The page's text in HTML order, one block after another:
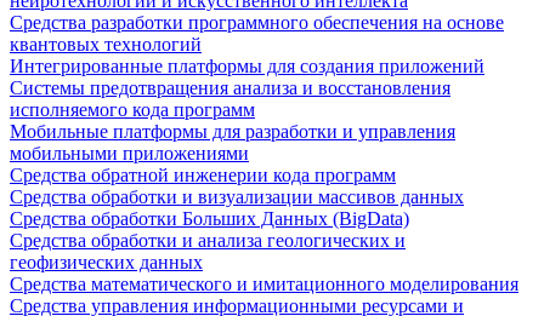
Средства разработки программного обеспечения на основе
квантовых технологий
Интегрированные платформы для создания приложений
Системы предотвращения анализа и восстановления
исполняемого кода программ
Мобильные платформы для разработки и управления
мобильными приложениями
Средства обратной инженерии кода программ
Средства обработки и визуализации массивов данных
Средства обработки Больших Данных (BigData)
Средства обработки и анализа геологических и
геофизических данных
Средства математического и имитационного моделирования
Средства управления информационными ресурсами и